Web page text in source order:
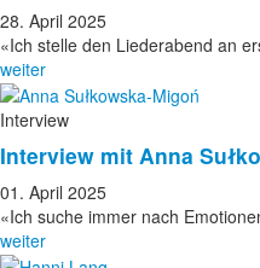
28. April 2025
«Ich stelle den Liederabend an
weiter
Interview
Interview mit Anna
01. April 2025
«Ich suche immer nach
weiter